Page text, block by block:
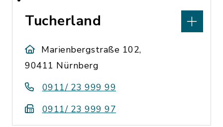
Tucherland
Marienbergstraße 102,
90411 Nürnberg
0911/ 23 999 99
0911/ 23 999 97